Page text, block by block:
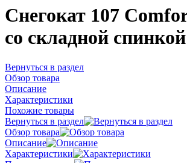
Снегокат 107
со складной спинкой
Вернуться в раздел
Обзор товара
Описание
Характеристики
Похожие товары
Вернуться в раздел
Обзор товара
Описание
Характеристики